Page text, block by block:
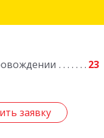
23
заявку
Подробнее
заявку